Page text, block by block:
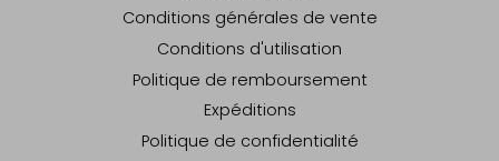
Conditions générales de vente
Conditions d'utilisation
Politique de remboursement
Expéditions
Politique de confidentialité